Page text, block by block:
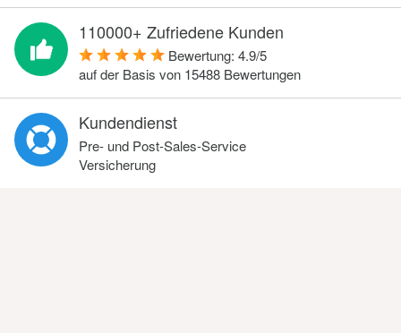
110000+ Zufriedene Kunden
Bewertung: 4.9/5
auf der Basis von 15488 Bewertungen
Kundendienst
Pre- und Post-Sales-Service
Versicherung